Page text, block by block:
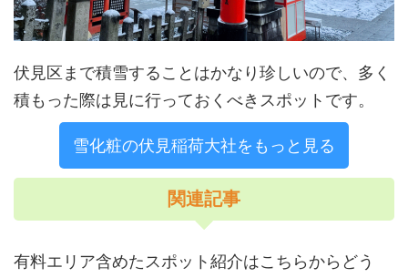
伏見区まで積雪することはかなり珍しいので、多く
積もった際は見に行っておくべきスポットです。
雪化粧の伏見稲荷大社をもっと見る
関連記事
有料エリア含めたスポット紹介はこちらからどう